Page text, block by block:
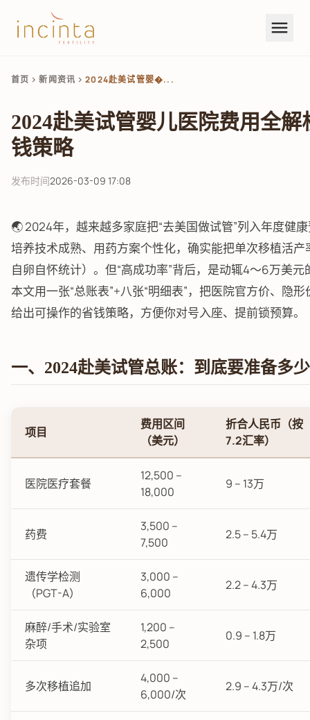
menu
首页 chevron_right新闻资讯 chevron_right2024赴美试管婴�...
2024赴美试管婴儿医院费用全
钱策略
发布时间2026-03-09 17:08
🌏 2024年，越来越多家庭把“去美国做试管”列入年度健
培养技术成熟、用药方案个性化，确实能把单次移植活
自卵自怀统计）。但“高成功率”背后，是动辄4～6万美
本文用一张“总账表”+八张“明细表”，把医院官方价、隐
给出可操作的省钱策略，方便你对号入座、提前锁预算。
一、2024赴美试管总账：到底要准备多
项目
费用区间
（美元）
折合人民币（按
7.2汇率）
医院医疗套餐
12,500 –
18,000
9 – 13万
药费
3,500 –
7,500
2.5 – 5.4万
遗传学检测
（PGT-A）
3,000 –
6,000
2.2 – 4.3万
麻醉/手术/实验室
杂项
1,200 –
2,500
0.9 – 1.8万
多次移植追加
4,000 –
6,000/次
2.9 – 4.3万/次